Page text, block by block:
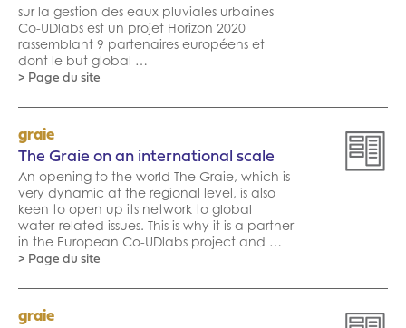
sur la gestion des eaux pluviales urbaines
Co-UDlabs est un projet Horizon 2020
rassemblant 9 partenaires européens et
dont le but global …
> Page du site
graie
The Graie on an international scale
An opening to the world The Graie, which is
very dynamic at the regional level, is also
keen to open up its network to global
water-related issues. This is why it is a partner
in the European Co-UDlabs project and …
> Page du site
graie